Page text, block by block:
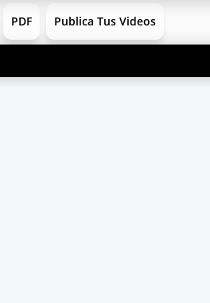
PDF Publica Tus Videos